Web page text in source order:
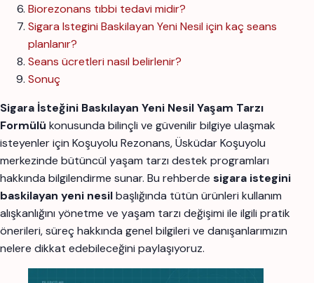
Biorezonans tıbbi tedavi midir?
Sigara Istegini Baskilayan Yeni Nesil için kaç seans
planlanır?
Seans ücretleri nasıl belirlenir?
Sonuç
Sigara İsteğini Baskılayan Yeni Nesil Yaşam Tarzı
Formülü konusunda bilinçli ve güvenilir bilgiye ulaşmak
isteyenler için Koşuyolu Rezonans, Üsküdar Koşuyolu
merkezinde bütüncül yaşam tarzı destek programları
hakkında bilgilendirme sunar. Bu rehberde sigara istegini
baskilayan yeni nesilbaşlığında tütün ürünleri kullanım
alışkanlığını yönetme ve yaşam tarzı değişimi ile ilgili pratik
önerileri, süreç hakkında genel bilgileri ve danışanlarımızın
nelere dikkat edebileceğini paylaşıyoruz.